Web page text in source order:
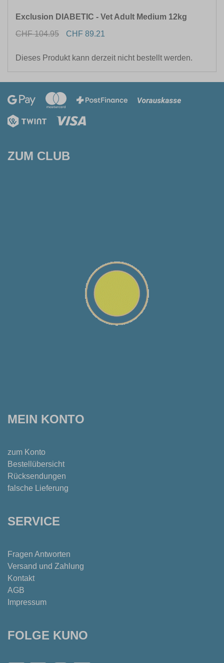
Exclusion DIABETIC - Vet Adult Medium 12kg
CHF 104.95
CHF 89.21
Dieses Produkt kann derzeit nicht bestellt werden.
ZUM CLUB
MEIN KONTO
zum Konto
Bestellübersicht
Rücksendungen
falsche Lieferung
SERVICE
Fragen Antworten
Versand und Zahlung
Kontakt
AGB
Impressum
FOLGE KUNO